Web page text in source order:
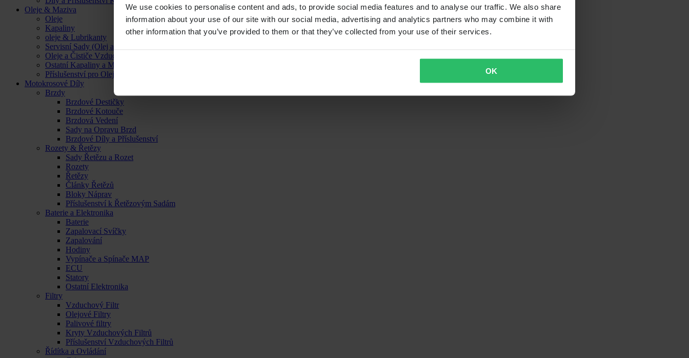
We use cookies to personalise content and ads, to provide social media features and to analyse our traffic. We also share
information about your use of our site with our social media, advertising and analytics partners who may combine it with
other information that you’ve provided to them or that they’ve collected from your use of their services.
OK
Oleje & Maziva
Oleje
Kapaliny
oleje & Lubrikanty
Servisní Sady (Olej a Filtr)
Oleje a Čističe Vzduchových Filtrů
Ostatní Kapaliny a Maziva
Příslušenství pro Oleje, Kapaliny a Maziva
Motokrosové Díly
Brzdy
Brzdové Destičky
Brzdové Kotouče
Brzdová Vedení
Sady na Opravu Brzd
Brzdové Díly a Příslušenství
Rozety & Řetězy
Sady Řetězu a Rozet
Rozety
Řetězy
Články Řetězů
Bloky Náprav
Příslušenství k Řetězovým Sadám
Baterie a Elektronika
Baterie
Zapalovací Svíčky
Zapalování
Hodiny
Vypínače a Spínače MAP
ECU
Statory
Ostatní Elektronika
Filtry
Vzduchový Filtr
Olejové Filtry
Palivové filtry
Kryty Vzduchových Filtrů
Příslušenství Vzduchových Filtrů
Řídítka a Ovládání